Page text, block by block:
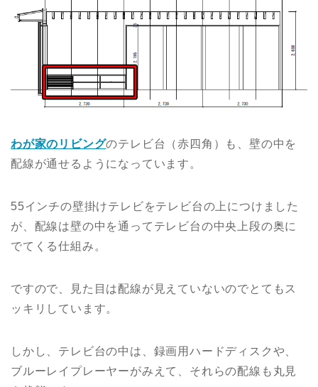
わが家のリビングのテレビ台（赤四角）も、壁の中を
配線が通せるようになっています。
55インチの壁掛けテレビをテレビ台の上につけました
が、配線は壁の中を通ってテレビ台の中央上段の奥に
でてくる仕組み。
ですので、見た目は配線が見えていないのでとてもス
ッキリしています。
しかし、テレビ台の中は、録画用ハードディスクや、
ブルーレイプレーヤーがみえて、それらの配線も丸見